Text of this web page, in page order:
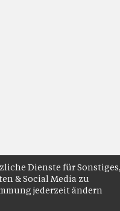
Dienste für
& Social Media zu
jederzeit ändern